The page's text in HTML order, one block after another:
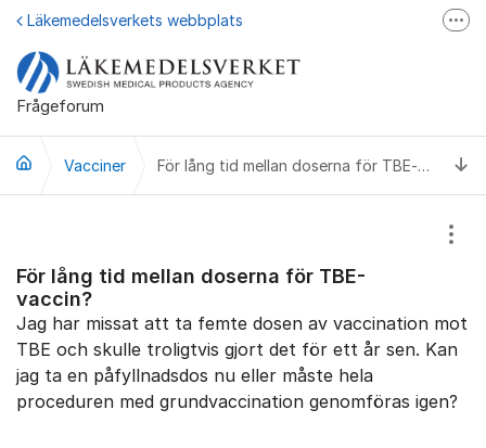
Hoppa till innehåll
Frågeforum
Läkemedelsverkets webbplats
Läkemedelsupplysningen
Läkemedelsverket på Facebook
Vacciner För lång tid mellan doserna för TBE-vaccin?
För lång tid mellan doserna för TBE-
vaccin?
Jag har missat att ta femte dosen av vaccination mot
TBE och skulle troligtvis gjort det för ett år sen. Kan
jag ta en påfyllnadsdos nu eller måste hela
proceduren med grundvaccination genomföras igen?